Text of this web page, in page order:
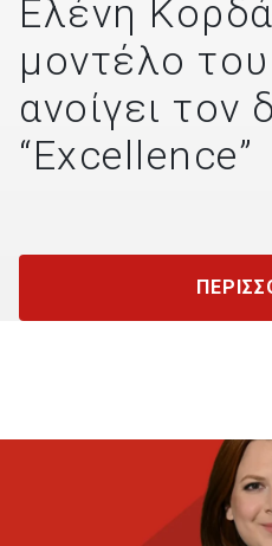
Ελένη
μοντέλο του
ανοίγει τον
“Excellence”